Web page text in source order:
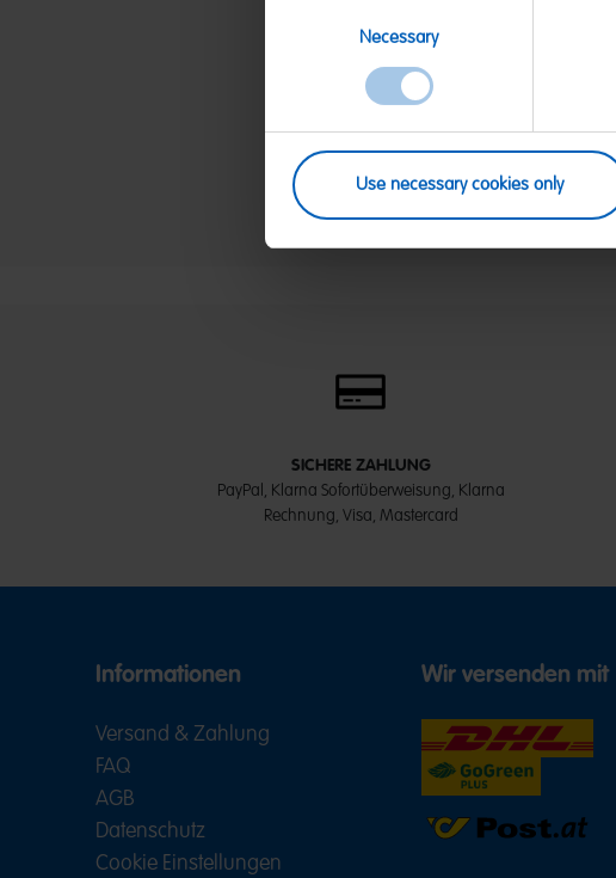
Necessary
Use necessary cookies only
SICHERE ZAHLUNG
PayPal, Klarna Sofortüberweisung, Klarna
Rechnung, Visa, Mastercard
Informationen
Versand & Zahlung
FAQ
AGB
Datenschutz
Cookie Einstellungen
Wir versenden mit